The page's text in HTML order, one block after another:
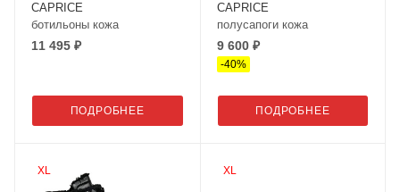
CAPRICE
ботильоны кожа
11 495 ₽
ПОДРОБНЕЕ
CAPRICE
полусапоги кожа
9 600 ₽
-40%
ПОДРОБНЕЕ
XL XL